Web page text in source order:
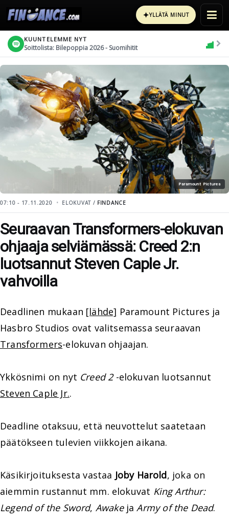
✦YLLÄTÄ MINUT
KUUNTELEMME NYT
Soittolista: Bilepoppia 2026 - Suomihitit
Paramount Pictures
07:10 - 17.11.2020 ELOKUVAT / FINDANCE
Seuraavan Transformers-elokuvan
ohjaaja selviämässä: Creed 2:n
luotsannut Steven Caple Jr.
vahvoilla
Deadlinen mukaan [lähde] Paramount Pictures ja
Hasbro Studios ovat valitsemassa seuraavan
Transformers-elokuvan ohjaajan.
Ykkösnimi on nyt Creed 2-elokuvan luotsannut
Steven Caple Jr..
Deadline otaksuu, että neuvottelut saatetaan
päätökseen tulevien viikkojen aikana.
Käsikirjoituksesta vastaa Joby Harold, joka on
aiemmin rustannut mm. elokuvat King Arthur:
Legend of the Sword, AwakejaArmy of the Dead.